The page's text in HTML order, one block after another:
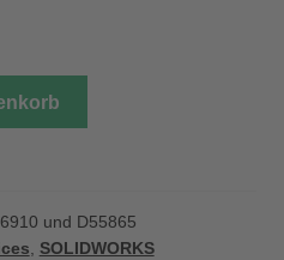
und D55865
, SOLIDWORKS